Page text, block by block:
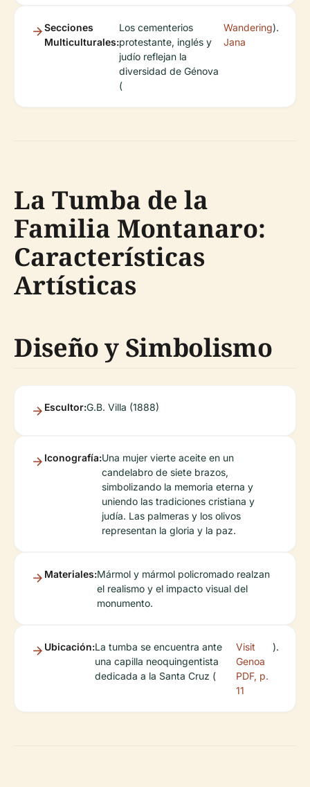
Secciones
Multiculturales:
Los cementerios
protestante, inglés y
judío reflejan la
diversidad de Génova
(
Wandering
Jana
).
La Tumba de la
Familia Montanaro:
Características
Artísticas
Diseño y Simbolismo
Escultor:G.B. Villa (1888)
Iconografía:Una mujer vierte aceite en un
candelabro de siete brazos,
simbolizando la memoria eterna y
uniendo las tradiciones cristiana y
judía. Las palmeras y los olivos
representan la gloria y la paz.
Materiales:Mármol y mármol policromado realzan
el realismo y el impacto visual del
monumento.
Ubicación:La tumba se encuentra ante
una capilla neoquingentista
dedicada a la Santa Cruz (
Visit
Genoa
PDF, p.
11
).